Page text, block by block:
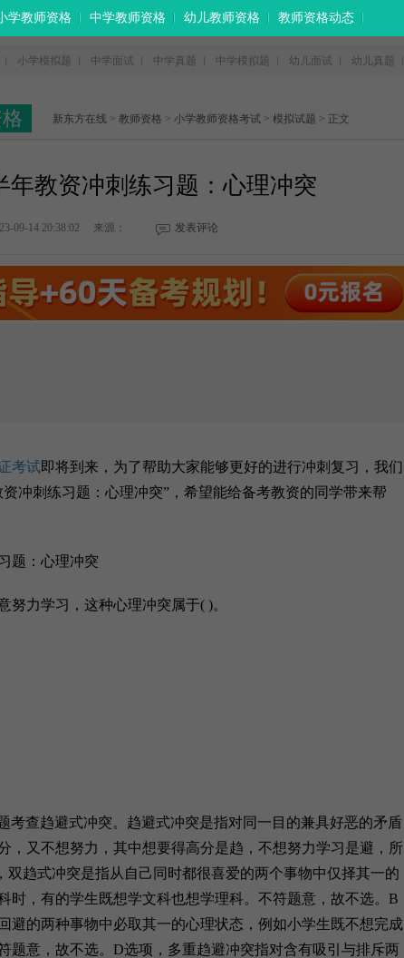
学教师资格 中学教师资格 幼儿教师资格 教师资格动态
小学模拟题 中学面试 中学真题 中学模拟题 幼儿面试 幼儿真题
新东方在线 > 教师资格 > 小学教师资格考试 > 模拟试题 > 正文
年教资冲刺练习题：心理冲突
09-14 20:38:02 来源： 发表评论
考试即将到来，为了帮助大家能够更好的进行冲刺复习，我们
冲刺练习题：心理冲突”，希望能给备考教资的同学带来帮
题：心理冲突
力学习，这种心理冲突属于( )。
查趋避式冲突。趋避式冲突是指对同一目的兼具好恶的矛盾
，又不想努力，其中想要得高分是趋，不想努力学习是避，所
双趋式冲突是指从自己同时都很喜爱的两个事物中仅择其一的
时，有的学生既想学文科也想学理科。不符题意，故不选。B
避的两种事物中必取其一的心理状态，例如小学生既不想完成
题意，故不选。D选项，多重趋避冲突指对含有吸引与排斥两